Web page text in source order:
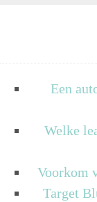
Een
Welke
Voorkom
Target